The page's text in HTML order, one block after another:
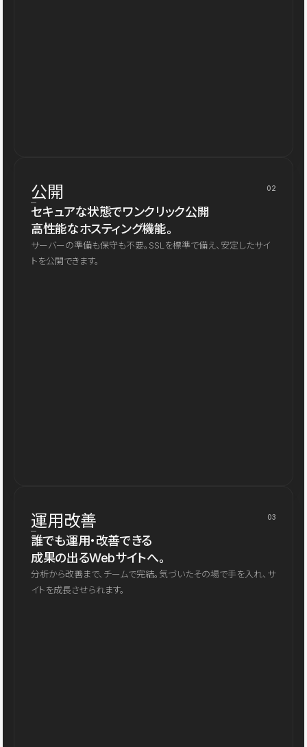
公開 02
セキュアな状態でワンクリック公開
高性能なホスティング機能。
サーバーの準備も保守も不要。SSLを標準で備え、安定したサイ
トを公開できます。
運用改善 03
誰でも運用・改善できる
成果の出るWebサイトへ。
分析から改善まで、チームで完結。気づいたその場で手を入れ、サ
イトを成長させられます。